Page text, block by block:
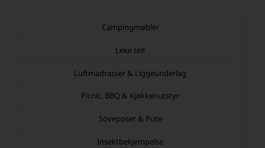
Campingmøbler
Leke telt
Luftmadrasser & Liggeunderlag
Picnic, BBQ & Kjøkkenutstyr
Soveposer & Pute
Insektbekjempelse